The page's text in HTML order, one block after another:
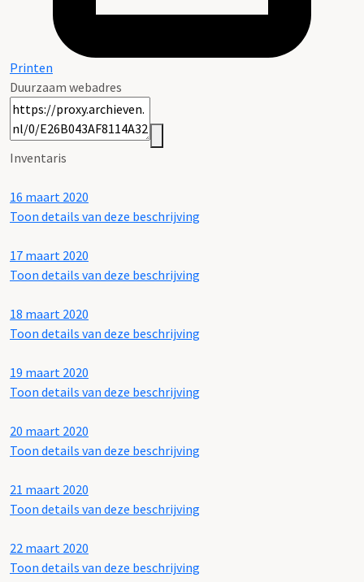
Printen
Duurzaam webadres
Inventaris
16 maart 2020
Toon details van deze beschrijving
17 maart 2020
Toon details van deze beschrijving
18 maart 2020
Toon details van deze beschrijving
19 maart 2020
Toon details van deze beschrijving
20 maart 2020
Toon details van deze beschrijving
21 maart 2020
Toon details van deze beschrijving
22 maart 2020
Toon details van deze beschrijving